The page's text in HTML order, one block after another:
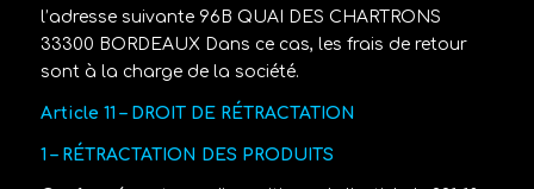
l’adresse suivante 96B QUAI DES CHARTRONS
33300 BORDEAUX
Dans ce cas, les frais de retour
sont à la charge de la société.
Article 11 – DROIT DE RÉTRACTATION
1 – RÉTRACTATION DES PRODUITS